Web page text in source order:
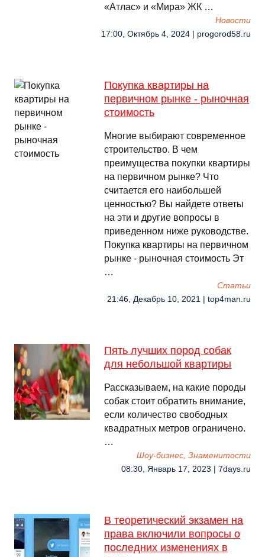
«Атлас» и «Мира» ЖК …
Новости
17:00, Октябрь 4, 2024 | progorod58.ru
Покупка квартиры на
первичном рынке - рыночная
стоимость
Многие выбирают современное
строительство. В чем
преимущества покупки квартиры
на первичном рынке? Что
считается его наибольшей
ценностью? Вы найдете ответы
на эти и другие вопросы в
приведенном ниже руководстве.
Покупка квартиры на первичном
рынке - рыночная стоимость Эт
…
Cтатьи
21:46, Декабрь 10, 2021 | top4man.ru
Пять лучших пород собак
для небольшой квартиры
Рассказываем, на какие породы
собак стоит обратить внимание,
если количество свободных
квадратных метров ограничено.
…
Шоу-бизнес, Знаменитости
08:30, Январь 17, 2023 | 7days.ru
В теоретический экзамен на
права включили вопросы о
последних изменениях в